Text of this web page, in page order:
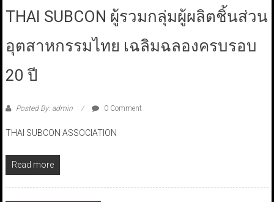
THAI SUBCON ผู้รวมกลุ่มผู้ผลิตชิ้นส่วน
อุตสาหกรรมไทย เฉลิมฉลองครบรอบ
20 ปี
Posted By: admin 0 Comment
THAI SUBCON ASSOCIATION
Read more